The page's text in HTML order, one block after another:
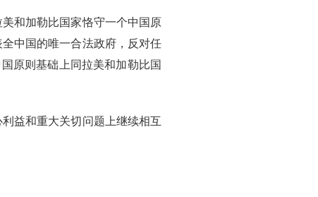
和加勒比国家恪守一个中国原
中国的唯一合法政府，反对任
原则基础上同拉美和加勒比国
益和重大关切问题上继续相互